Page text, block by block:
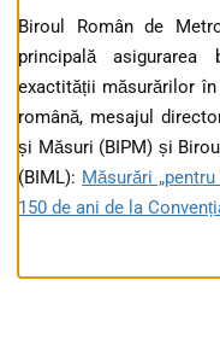
Biroul Român de
principală
exactității măsurărilor
română, mesajul
și Măsuri (BIPM) și
(BIML): Măsurări
150 de ani de la